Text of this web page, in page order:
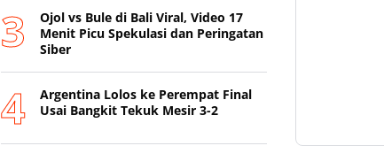
Ojol vs Bule di Bali Viral, Video 17
Menit Picu Spekulasi dan Peringatan
Siber
Argentina Lolos ke Perempat Final
Usai Bangkit Tekuk Mesir 3-2